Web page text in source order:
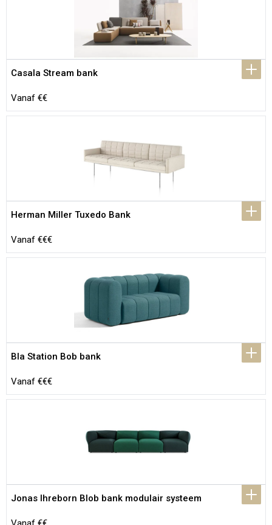
Casala Stream bank
Vanaf €€
Herman Miller Tuxedo Bank
Vanaf €€€
Bla Station Bob bank
Vanaf €€€
Jonas Ihreborn Blob bank modulair systeem